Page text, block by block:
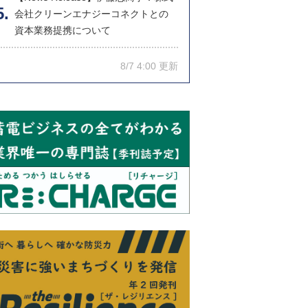
会社クリーンエナジーコネクトとの
資本業務提携について
8/7 4:00 更新